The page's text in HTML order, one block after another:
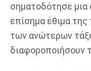
σηματοδότησε μια
επίσημα έθιμα της
των ανώτερων
διαφοροποιήσουν